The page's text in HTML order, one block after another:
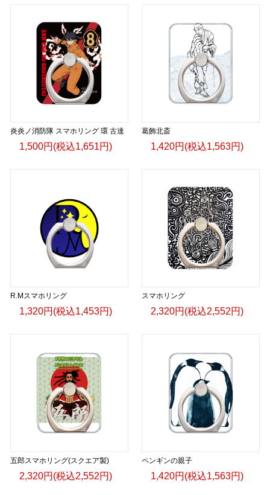
炎炎ノ消防隊 スマホリング 環 古達
1,500円(税込1,651円)
葛飾北斎
1,420円(税込1,563円)
R.Mスマホリング
1,320円(税込1,453円)
スマホリング
2,320円(税込2,552円)
五郎スマホリング(スクエア製)
2,320円(税込2,552円)
ペンギンの親子
1,420円(税込1,563円)